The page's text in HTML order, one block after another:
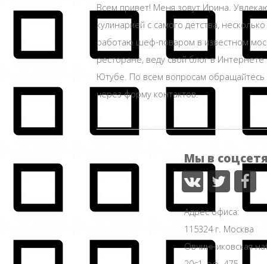
Всем привет! Меня зовут Ирина.
кулинарией с самого детства,
работаю шеф-поваром в известном
ресторане, веду свой блог в Интернете
Ютубе. По всем вопросам
через форму контактов.
Мы в
Адрес офиса:
115324 г. Москва
Овчинниковская